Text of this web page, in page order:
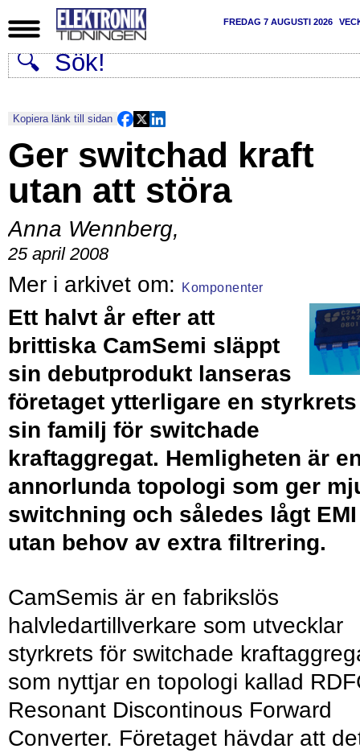
FREDAG 7 AUGUSTI 2026
Kopiera länk till sidan
Ger switchad kraft
utan att störa
Anna Wennberg,
25 april 2008
Komponenter
Ett halvt år efter att
brittiska CamSemi släppt
sin debutprodukt lanseras
företaget ytterligare en
sin familj för switchade
kraftaggregat. Hemligheten är
annorlunda topologi som ger
switchning och således lågt EMI
utan behov av extra filtrering.
CamSemis är en fabrikslös
halvledartillverkare som utvecklar
styrkrets för switchade
som nyttjar en topologi kallad
Resonant Discontinous Forward
Converter. Företaget hävdar att